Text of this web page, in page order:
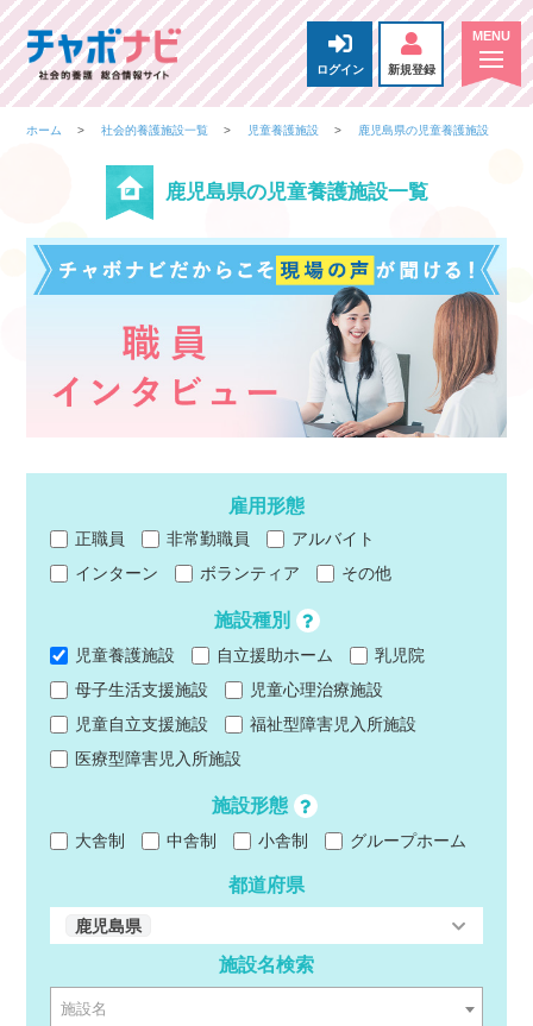
ログイン 新規登録
ホーム 社会的養護施設一覧 児童養護施設 鹿児島県の児童養護施設
鹿児島県の児童養護施設一覧
雇用形態
正職員 非常勤職員
アルバイト
インターン
ボランティア その他
施設種別
児童養護施設 自立援助ホーム
乳児院
母子生活支援施設
児童心理治療施設
児童自立支援施設
福祉型障害児入所施設
医療型障害児入所施設
施設形態
大舎制 中舎制 小舎制 グループホーム
都道府県
鹿児島県
施設名検索
施設名